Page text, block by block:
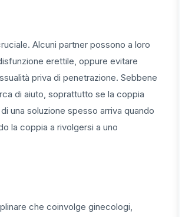
Alcuni partner possono a loro
erettile, oppure evitare
priva di penetrazione. Sebbene
di aiuto, soprattutto se la coppia
una soluzione spesso arriva quando
la coppia a rivolgersi a uno
che coinvolge ginecologi,